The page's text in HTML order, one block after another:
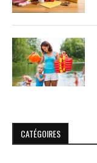
CATÉGOIRES